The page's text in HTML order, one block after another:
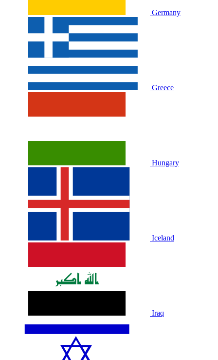
Germany
Greece
Hungary
Iceland
Iraq